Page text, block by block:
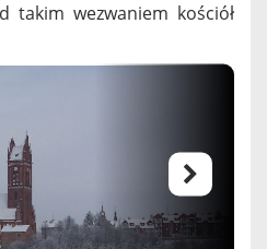
takim wezwaniem kościół